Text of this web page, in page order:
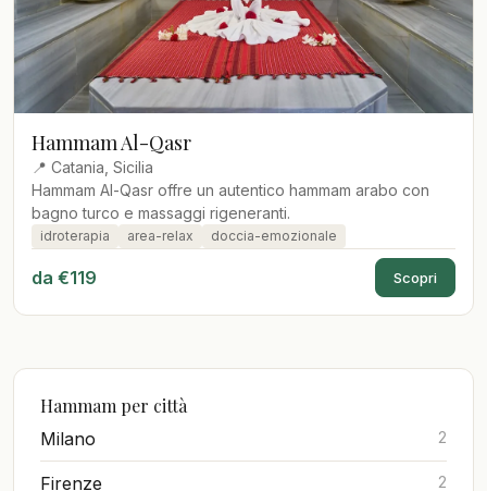
Hammam Al-Qasr
📍 Catania, Sicilia
Hammam Al-Qasr offre un autentico hammam arabo con
bagno turco e massaggi rigeneranti.
idroterapia area-relax doccia-emozionale
da €119 Scopri
Hammam per città
Milano 2
Firenze 2